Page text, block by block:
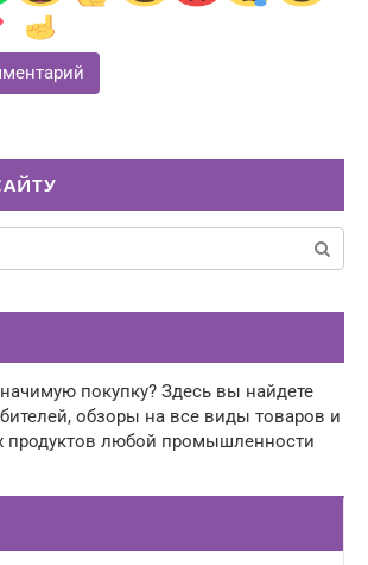
покупку? Здесь вы найдете
обзоры на все виды товаров и
продуктов любой промышленности